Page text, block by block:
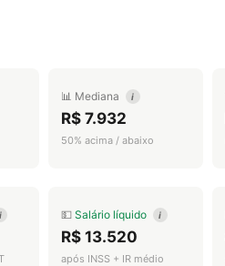
📊 Mediana i
R$ 7.932
50% acima / abaixo
i 💵 Salário líquido i
R$ 13.520
após INSS + IR médio